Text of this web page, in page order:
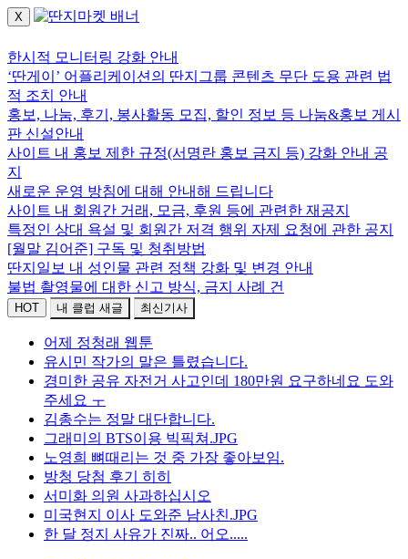
X
한시적 모니터링 강화 안내
‘딴게이’ 어플리케이션의 딴지그룹 콘텐츠 무단 도용 관련 법
적 조치 안내
홍보, 나눔, 후기, 봉사활동 모집, 할인 정보 등 나눔&홍보 게시
판 신설안내
사이트 내 홍보 제한 규정(서명란 홍보 금지 등) 강화 안내 공
지
새로운 운영 방침에 대해 안내해 드립니다
사이트 내 회원간 거래, 모금, 후원 등에 관련한 재공지
특정인 상대 욕설 및 회원간 저격 행위 자제 요청에 관한 공지
[월말 김어준] 구독 및 청취방법
딴지일보 내 성인물 관련 정책 강화 및 변경 안내
불법 촬영물에 대한 신고 방식, 금지 사례 건
HOT 내 클럽 새글 최신기사
어제 정청래 웹툰
유시민 작가의 말은 틀렸습니다.
경미한 공유 자전거 사고인데 180만원 요구하네요 도와
주세요 ㅜ
김총수는 정말 대단합니다.
그래미의 BTS이용 빅픽쳐.JPG
노영희 뼈때리는 것 중 가장 좋아보임.
방청 당첨 후기 히히
서미화 의원 사과하십시오
미국현지 이사 도와준 남사친.JPG
한 달 정지 사유가 진짜.. 어오.....